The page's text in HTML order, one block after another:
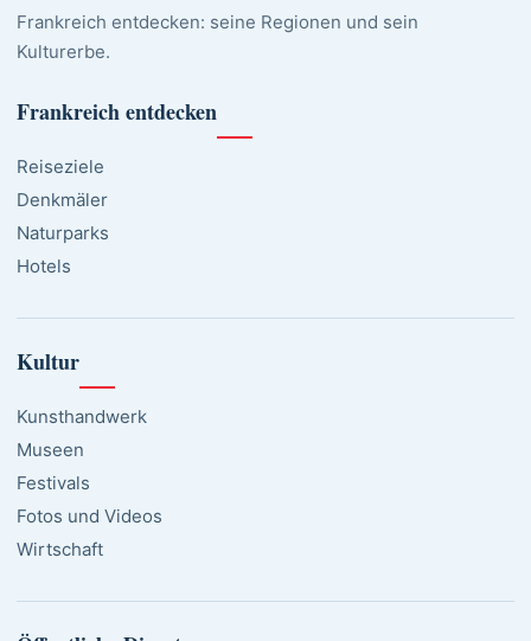
Frankreich entdecken: seine Regionen und sein
Kulturerbe.
Frankreich entdecken
Reiseziele
Denkmäler
Naturparks
Hotels
Kultur
Kunsthandwerk
Museen
Festivals
Fotos und Videos
Wirtschaft